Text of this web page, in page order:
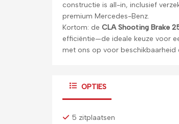
constructie is all-in, inclusief
premium Mercedes-Benz.
Kortom: de CLA Shooting Brake
efficiëntie—de ideale keuze voor
met ons op voor beschikbaarheid
OPTIES
5 zitplaatsen